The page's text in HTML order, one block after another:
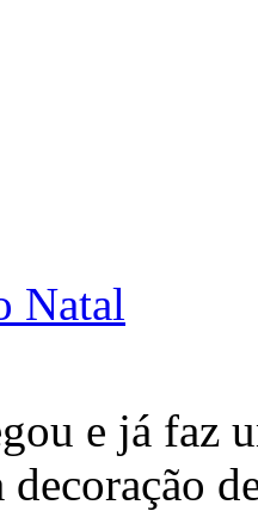
Natal
e já faz
decoração